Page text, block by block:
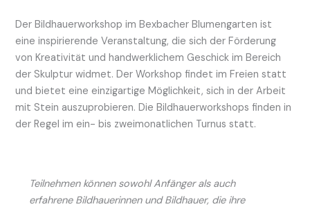
Der Bildhauerworkshop im Bexbacher Blumengarten ist
eine inspirierende Veranstaltung, die sich der Förderung
von Kreativität und handwerklichem Geschick im Bereich
der Skulptur widmet. Der Workshop findet im Freien statt
und bietet eine einzigartige Möglichkeit, sich in der Arbeit
mit Stein auszuprobieren. Die Bildhauerworkshops finden in
der Regel im ein- bis zweimonatlichen Turnus statt.
Teilnehmen können sowohl Anfänger als auch
erfahrene Bildhauerinnen und Bildhauer, die ihre